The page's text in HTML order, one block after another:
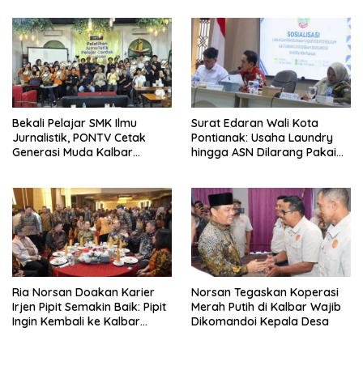
Bekali Pelajar SMK Ilmu
Jurnalistik, PONTV Cetak
Generasi Muda Kalbar
Surat Edaran Wali Kota
Pontianak: Usaha Laundry
hingga ASN Dilarang Pakai
Ria Norsan Doakan Karier
Irjen Pipit Semakin Baik: Pipit
Ingin Kembali ke Kalbar
Norsan Tegaskan Koperasi
Merah Putih di Kalbar Wajib
Dikomandoi Kepala Desa